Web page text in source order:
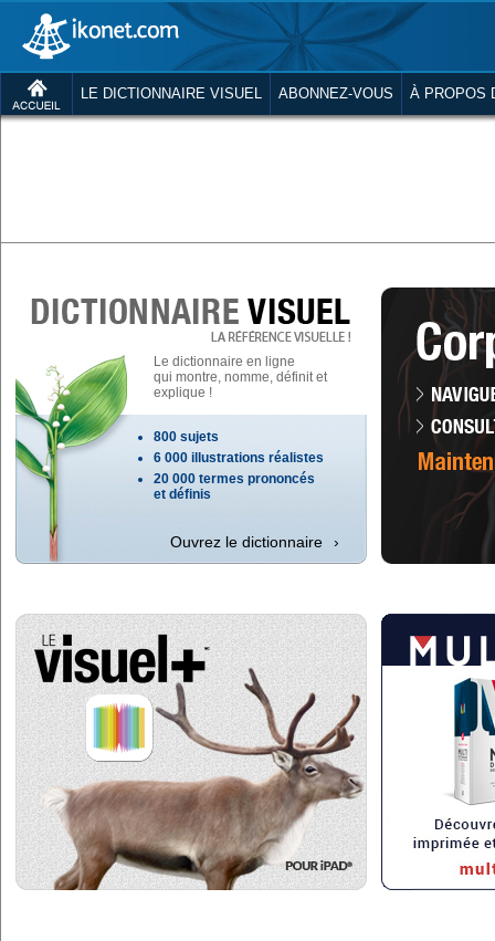
LE DICTIONNAIRE VISUEL ABONNEZ-VOUS À PROPOS
Ouvrez le dictionnaire ›
Le dictionnaire en ligne
qui montre, nomme, définit et
explique !
800 sujets
6 000 illustrations réalistes
20 000 termes prononcés
et définis